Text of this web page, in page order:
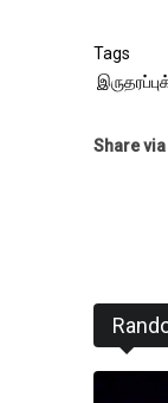
Tags
Share via